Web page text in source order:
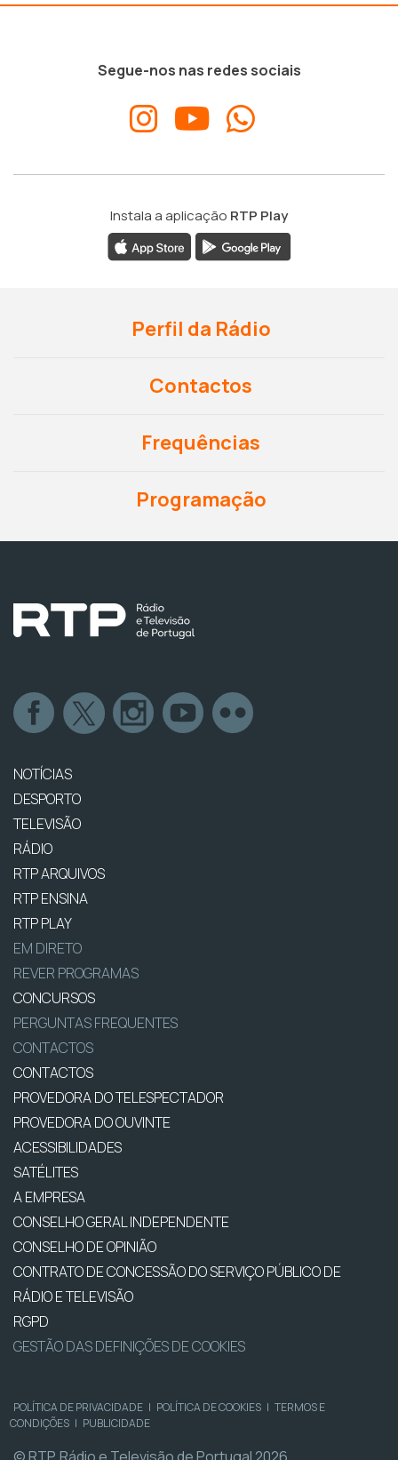
Segue-nos nas redes sociais
Instala a aplicação RTP Play
Perfil da Rádio
Contactos
Frequências
Programação
NOTÍCIAS
DESPORTO
TELEVISÃO
RÁDIO
RTP ARQUIVOS
RTP ENSINA
RTP PLAY
EM DIRETO
REVER PROGRAMAS
CONCURSOS
PERGUNTAS FREQUENTES
CONTACTOS
CONTACTOS
PROVEDORA DO TELESPECTADOR
PROVEDORA DO OUVINTE
ACESSIBILIDADES
SATÉLITES
A EMPRESA
CONSELHO GERAL INDEPENDENTE
CONSELHO DE OPINIÃO
CONTRATO DE CONCESSÃO DO SERVIÇO PÚBLICO DE
RÁDIO E TELEVISÃO
RGPD
GESTÃO DAS DEFINIÇÕES DE COOKIES
POLÍTICA DE PRIVACIDADE | POLÍTICA DE COOKIES | TERMOS E
CONDIÇÕES | PUBLICIDADE